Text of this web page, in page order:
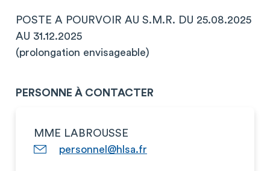
POSTE A POURVOIR AU S.M.R. DU 25.08.2025
AU 31.12.2025
(prolongation envisageable)
PERSONNE À CONTACTER
MME LABROUSSE
personnel@hlsa.fr